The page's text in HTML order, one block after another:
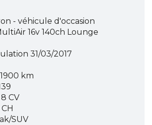
- véhicule d'occasion
16v 140ch Lounge
31/03/2017
km
CV
SUV